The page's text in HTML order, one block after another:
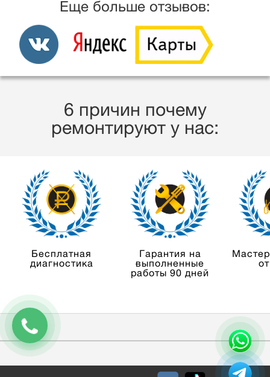
Еще больше отзывов:
6 причин почему
ремонтируют у нас:
Бесплатная
диагностика
Гарантия на
выполненные
работы 90 дней